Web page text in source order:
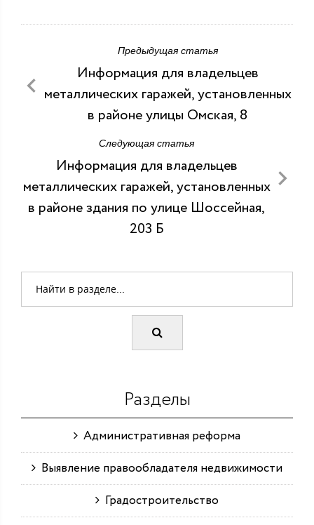
Предыдущая статья
Информация для владельцев
металлических гаражей, установленных
в районе улицы Омская, 8
Следующая статья
Информация для владельцев
металлических гаражей, установленных
в районе здания по улице Шоссейная,
203 Б
Разделы
Административная реформа
Выявление правообладателя недвижимости
Градостроительство